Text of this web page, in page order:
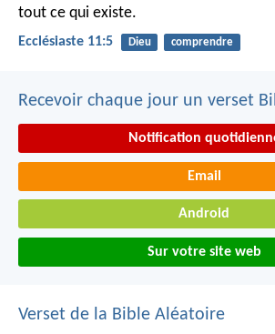
tout ce qui existe.
Ecclésiaste 11:5 Dieu comprendre
Recevoir chaque jour un verset
Notification
Email
Android
Sur votre site web
Verset de la Bible Aléatoire